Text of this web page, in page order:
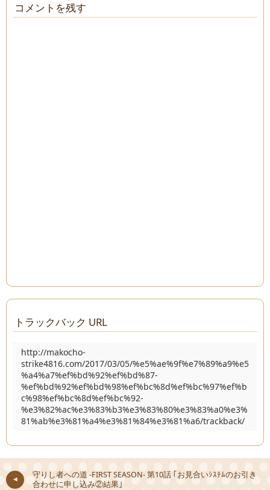
コメントを残す
トラックバック URL
http://makocho-
strike4816.com/2017/03/05/%e5%ae%9f%e7%89%a9%e5
%a4%a7%ef%bd%92%ef%bd%87-
%ef%bd%92%ef%bd%98%ef%bc%8d%ef%bc%97%ef%b
c%98%ef%bc%8d%ef%bc%92-
%e3%82%ac%e3%83%b3%e3%83%80%e3%83%a0%e3%
81%ab%e3%81%a4%e3%81%84%e3%81%a6/trackback/
守りし者への道 -FIRST SEASON- 第10話 ｢お見合いｼｽﾃﾑのお引き
合わせに申し込み②結果｣